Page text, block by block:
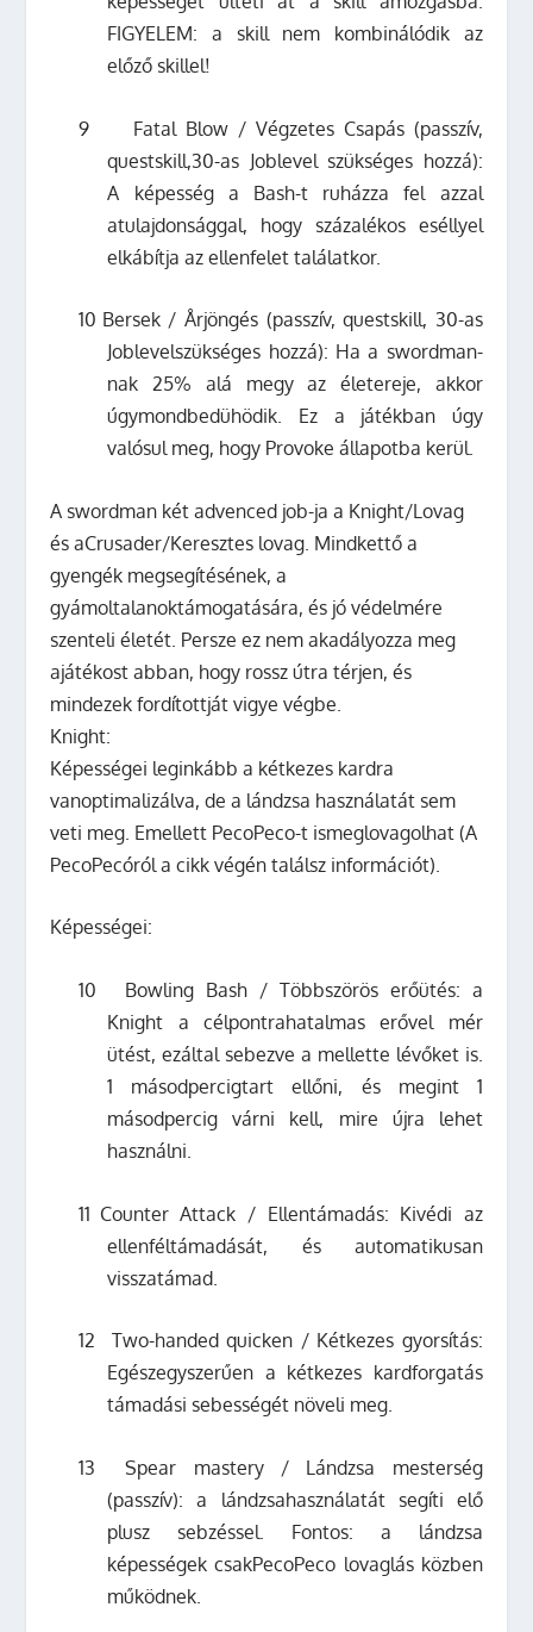
FIGYELEM: a skill nem kombinálódik az
előző skillel!
9
Fatal Blow / Végzetes Csapás (passzív,
questskill,30-as Joblevel szükséges hozzá):
A képesség a Bash-t ruházza fel azzal
atulajdonsággal, hogy százalékos eséllyel
elkábítja az ellenfelet találatkor.
10 Bersek / Årjöngés (passzív, questskill, 30-as
Joblevelszükséges hozzá): Ha a swordman-
nak 25% alá megy az életereje, akkor
úgymondbedühödik. Ez a játékban úgy
valósul meg, hogy Provoke állapotba kerül.
A swordman két advenced job-ja a Knight/Lovag
és aCrusader/Keresztes lovag. Mindkettő a
gyengék megsegítésének, a
gyámoltalanoktámogatására, és jó védelmére
szenteli életét. Persze ez nem akadályozza meg
ajátékost abban, hogy rossz útra térjen, és
mindezek fordítottját vigye végbe.
Knight:
Képességei leginkább a kétkezes kardra
vanoptimalizálva, de a lándzsa használatát sem
veti meg. Emellett PecoPeco-t ismeglovagolhat (A
PecoPecóról a cikk végén találsz információt).
Képességei:
10
Bowling Bash / Többszörös erőütés: a
Knight a célpontrahatalmas erővel mér
ütést, ezáltal sebezve a mellette lévőket is.
1 másodpercigtart ellőni, és megint 1
másodpercig várni kell, mire újra lehet
használni.
11 Counter Attack / Ellentámadás: Kivédi az
ellenféltámadását, és automatikusan
visszatámad.
12
Two-handed quicken / Kétkezes gyorsítás:
Egészegyszerűen a kétkezes kardforgatás
támadási sebességét növeli meg.
13
Spear mastery / Lándzsa mesterség
(passzív): a lándzsahasználatát segíti elő
plusz sebzéssel. Fontos: a lándzsa
képességek csakPecoPeco lovaglás közben
működnek.